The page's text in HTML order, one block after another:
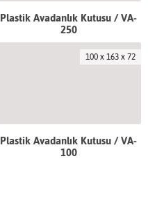
Plastik Avadanlık Kutusu / VA-
250
100 x 163 x 72
Plastik Avadanlık Kutusu / VA-
100